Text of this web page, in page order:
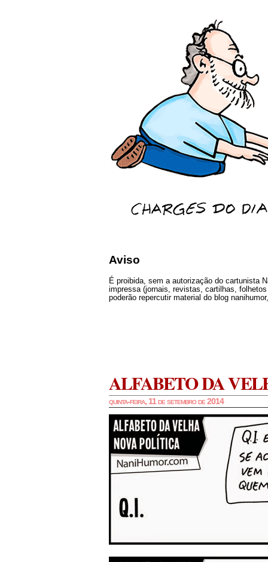
Aviso
É proibida, sem a autorização do cartunista
impressa (jornais, revistas, cartilhas,
poderão repercutir material do blog
ALFABETO DA
quinta-feira, 11 de setembro de 2014